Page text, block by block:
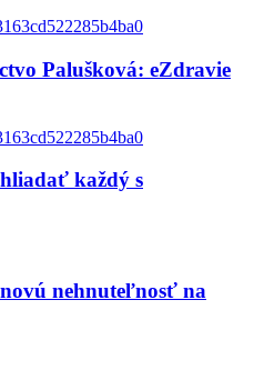
Palušková: eZdravie
každý s
nehnuteľnosť na